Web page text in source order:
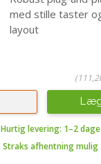
med stille taster
layout
Hurtig levering: 1–2 dage
Straks afhentning mulig